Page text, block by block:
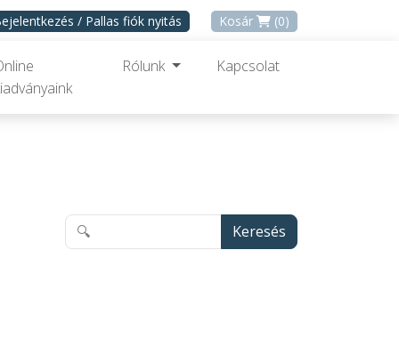
/ Pallas fiók nyitás Kosár (0)
Rólunk Kapcsolat
Keresés